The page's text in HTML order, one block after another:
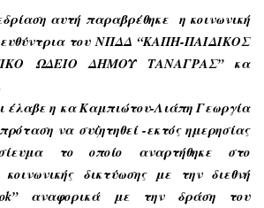
αυτή παραβρέθηκε η κοινωνική
του ΝΠΔΔ “ΚΑΠΗ-ΠΑΙΔΙΚΟΣ
ΩΔΕΙΟ ΔΗΜΟΥ ΤΑΝΑΓΡΑΣ” κα
έλαβε η κα Καμπιώτου-Λιάπη Γεωργία
να συζητηθεί -εκτός ημερησίας
το οποίο αναρτήθηκε στο
δικτύωσης με την διεθνή
αναφορικά με την δράση του